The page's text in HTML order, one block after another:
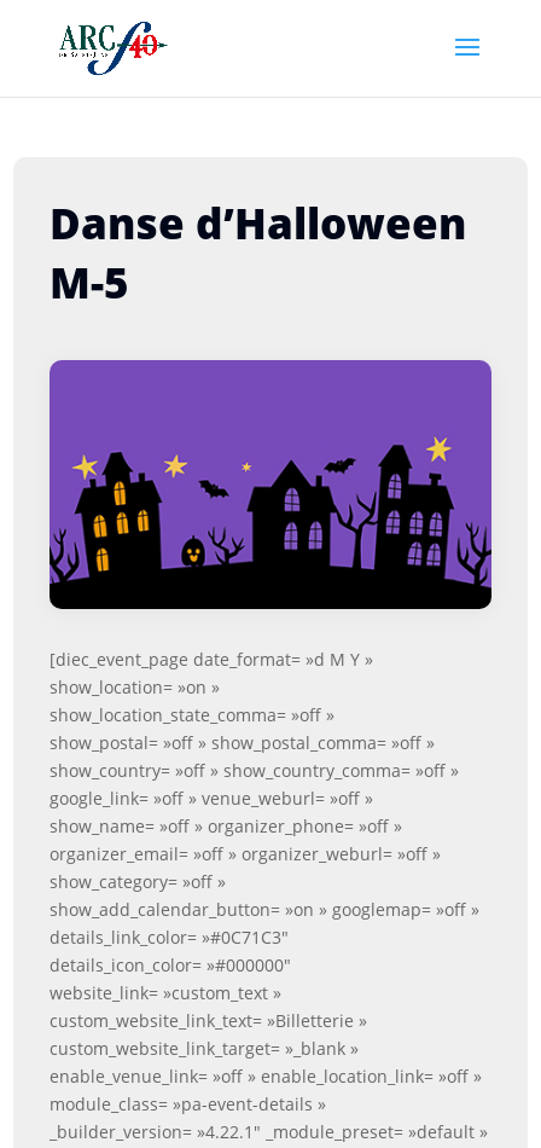
Danse d’Halloween
M-5
[diec_event_page date_format= »d M Y »
show_location= »on »
show_location_state_comma= »off »
show_postal= »off » show_postal_comma= »off »
show_country= »off » show_country_comma= »off »
google_link= »off » venue_weburl= »off »
show_name= »off » organizer_phone= »off »
organizer_email= »off » organizer_weburl= »off »
show_category= »off »
show_add_calendar_button= »on » googlemap= »off »
details_link_color= »#0C71C3″
details_icon_color= »#000000″
website_link= »custom_text »
custom_website_link_text= »Billetterie »
custom_website_link_target= »_blank »
enable_venue_link= »off » enable_location_link= »off »
module_class= »pa-event-details »
_builder_version= »4.22.1″ _module_preset= »default »